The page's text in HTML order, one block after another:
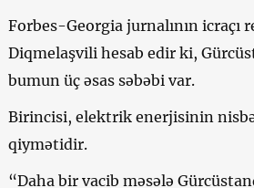
Forbes-Georgia jurnalının icraçı
Diqmelaşvili hesab edir ki,
bumun üç əsas səbəbi var.
Birincisi, elektrik enerjisinin
qiymətidir.
“Daha bir vacib məsələ